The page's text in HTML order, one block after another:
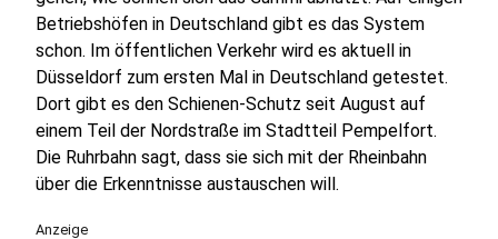
Betriebshöfen in Deutschland gibt es das System
schon. Im öffentlichen Verkehr wird es aktuell in
Düsseldorf zum ersten Mal in Deutschland getestet.
Dort gibt es den Schienen-Schutz seit August auf
einem Teil der Nordstraße im Stadtteil Pempelfort.
Die Ruhrbahn sagt, dass sie sich mit der Rheinbahn
über die Erkenntnisse austauschen will.
Anzeige